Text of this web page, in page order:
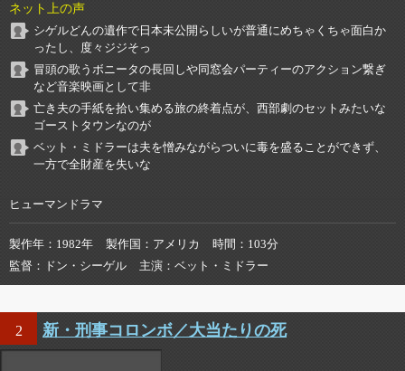
ネット上の声
シゲルどんの遺作で日本未公開らしいが普通にめちゃくちゃ面白か
ったし、度々ジジそっ
冒頭の歌うボニータの長回しや同窓会パーティーのアクション繋ぎ
など音楽映画として非
亡き夫の手紙を拾い集める旅の終着点が、西部劇のセットみたいな
ゴーストタウンなのが
ベット・ミドラーは夫を憎みながらついに毒を盛ることができず、
一方で全財産を失いな
ヒューマンドラマ
製作年 1982年 製作国 アメリカ 時間
103分
監督
ドン・シーゲル 主演 ベット・ミドラー
2 新・刑事コロンボ／大当たりの死